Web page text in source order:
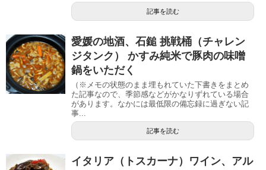
記事を読む
愛媛の地酒、石鎚 挑戦桶（チャレン
ジタンク） かすみ純米で豚肉の味噌
鍋をいただく
（※メモの状態のまま埋もれていた下書きをまとめ
た記事なので、季節感などがかなりずれている場合
があります。なかには最低限の備忘録に過ぎない記
事...
記事を読む
イタリア（トスカーナ）ワイン、アル